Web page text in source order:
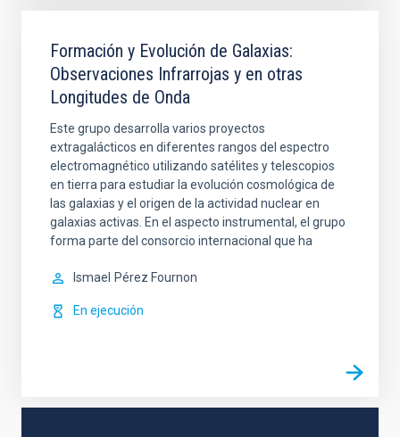
Formación y Evolución de Galaxias:
Observaciones Infrarrojas y en otras
Longitudes de Onda
Este grupo desarrolla varios proyectos
extragalácticos en diferentes rangos del espectro
electromagnético utilizando satélites y telescopios
en tierra para estudiar la evolución cosmológica de
las galaxias y el origen de la actividad nuclear en
galaxias activas. En el aspecto instrumental, el grupo
forma parte del consorcio internacional que ha
Ismael Pérez Fournon
En ejecución